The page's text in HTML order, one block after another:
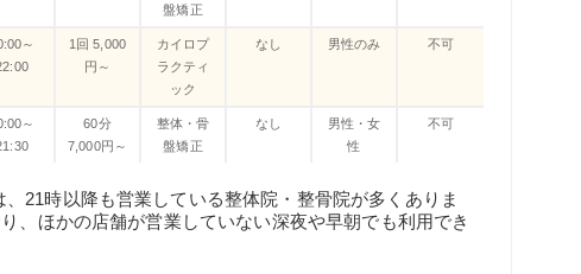
盤矯正
～
1回 5,000
円～
カイロプ
ラクティ
ック
なし 男性のみ 不可
～
60分
7,000円～
整体・骨
盤矯正
なし
男性・女
性
不可
21時以降も営業している整体院・整骨院が多くありま
、ほかの店舗が営業していない深夜や早朝でも利用でき